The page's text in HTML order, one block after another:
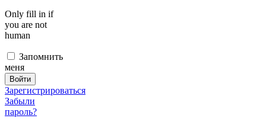
Only fill in if
you are not
human
Запомнить
меня
Зарегистрироваться
Забыли
пароль?